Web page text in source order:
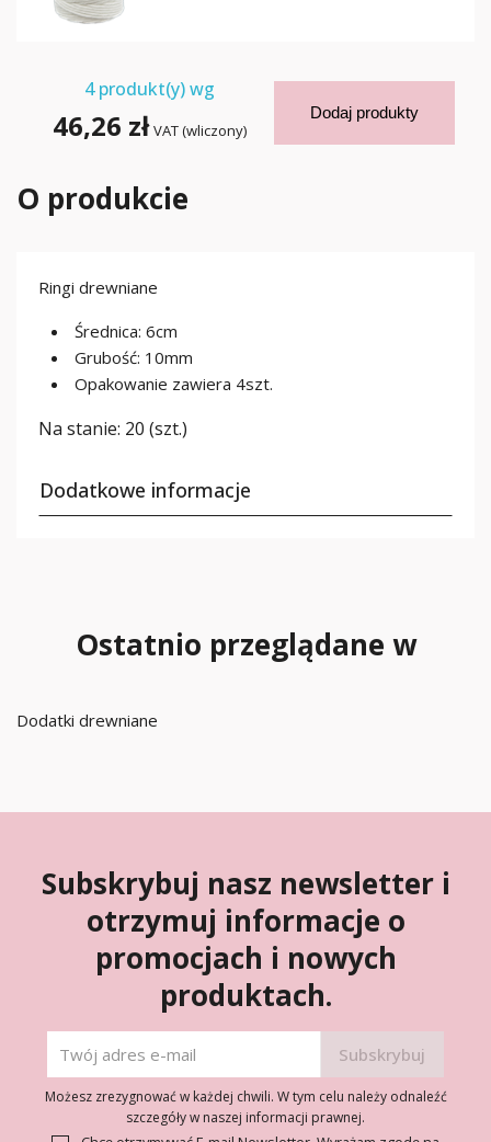
4produkt(y) wg
46,26 zł VAT (wliczony)
Dodaj produkty
O produkcie
Ringi drewniane
Średnica: 6cm
Grubość: 10mm
Opakowanie zawiera 4szt.
Na stanie: 20 (szt.)
Dodatkowe informacje
Ostatnio przeglądane w
Dodatki drewniane
Subskrybuj nasz newsletter i
otrzymuj informacje o
promocjach i nowych
produktach.
Możesz zrezygnować w każdej chwili. W tym celu należy odnaleźć
szczegóły w naszej informacji prawnej.